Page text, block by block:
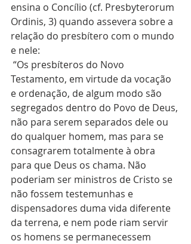
ensina o Concílio (cf. Presbyterorum
Ordinis, 3) quando assevera sobre a
relação do presbítero com o mundo
e nele:
Testamento, em virtude da vocação
e ordenação, de algum modo são
segregados dentro do Povo de Deus,
não para serem separados dele ou
do qualquer homem, mas para se
consagrarem totalmente à obra
para que Deus os chama. Não
poderiam ser ministros de Cristo se
não fossem testemunhas e
dispensadores duma vida diferente
da terrena, e nem pode riam servir
os homens se permanecessem